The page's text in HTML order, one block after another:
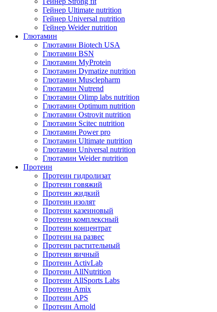
Гейнер Ultimate nutrition
Гейнер Universal nutrition
Гейнер Weider nutrition
Глютамин
Глютамин Biotech USA
Глютамин BSN
Глютамин MyProtein
Глютамин Dymatize nutrition
Глютамин Musclepharm
Глютамин Nutrend
Глютамин Olimp labs nutrition
Глютамин Optimum nutrition
Глютамин Ostrovit nutrition
Глютамин Scitec nutrition
Глютамин Power pro
Глютамин Ultimate nutrition
Глютамин Universal nutrition
Глютамин Weider nutrition
Протеин
Протеин гидролизат
Протеин говяжий
Протеин жидкий
Протеин изолят
Протеин казеиновый
Протеин комплексный
Протеин концентрат
Протеин на развес
Протеин растительный
Протеин яичный
Протеин ActivLab
Протеин AllNutrition
Протеин AllSports Labs
Протеин Amix
Протеин APS
Протеин Arnold